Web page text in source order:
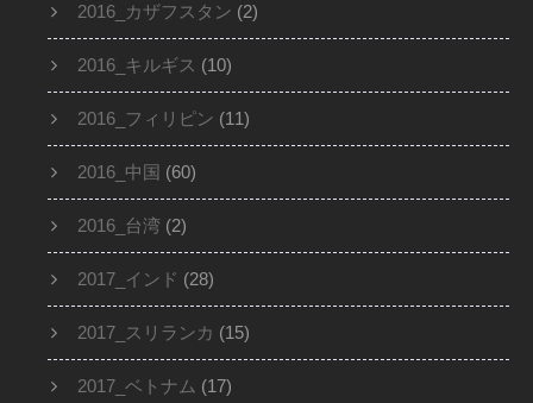
2016_カザフスタン (2)
2016_キルギス (10)
2016_フィリピン (11)
2016_中国 (60)
2016_台湾 (2)
2017_インド (28)
2017_スリランカ (15)
2017_ベトナム (17)